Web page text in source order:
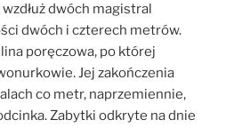
dwóch magistral
dwóch i czterech metrów.
poręczowa, po której
Jej zakończenia
co metr, naprzemiennie,
Zabytki odkryte na dnie